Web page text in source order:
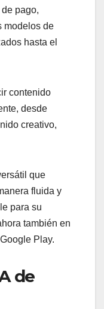
pago,
modelos de
hasta el
contenido
desde
creativo,
que
fluida y
para su
también en
Play.
de